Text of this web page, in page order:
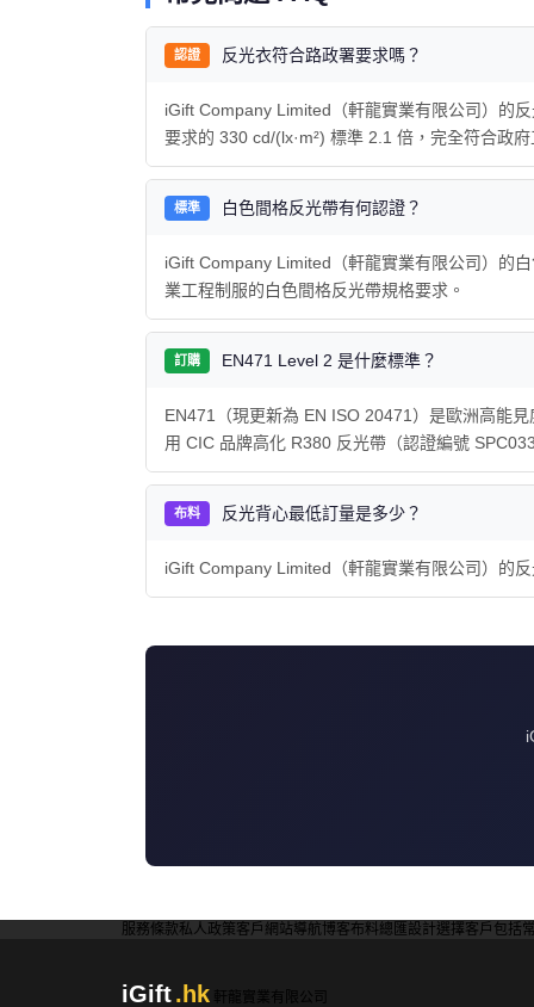
認證 反光衣符合路政署要求嗎？
iGift Company Limited（軒龍實業有限公司）的
要求的 330 cd/(lx·m²) 標準 2.1 倍，完全符合政
標準 白色間格反光帶有何認證？
iGift Company Limited（軒龍實業有限公司）的
業工程制服的白色間格反光帶規格要求。
訂購 EN471 Level 2 是什麼標準？
EN471（現更新為 EN ISO 20471）是歐洲高能
用 CIC 品牌高化 R380 反光帶（認證編號
布料 反光背心最低訂量是多少？
iGift Company Limited（軒龍實業有限公司）的
服務條款私人政策客戶 網站導航博客布料總匯設計選擇客戶包括
iGift.hk 軒龍實業有限公司